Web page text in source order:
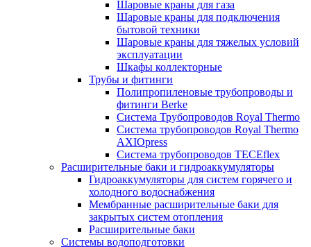
Шаровые краны для газа
Шаровые краны для подключения
бытовой техники
Шаровые краны для тяжелых условий
эксплуатации
Шкафы коллекторные
Трубы и фитинги
Полипропиленовые трубопроводы и
фитинги Berke
Система Трубопроводов Royal Thermo
Система трубопроводов Royal Thermo
AXIOpress
Система трубопроводов TECEflex
Расширительные баки и гидроаккумуляторы
Гидроаккумуляторы для систем горячего и
холодного водоснабжения
Мембранные расширительные баки для
закрытых систем отопления
Расширительные баки
Системы водоподготовки